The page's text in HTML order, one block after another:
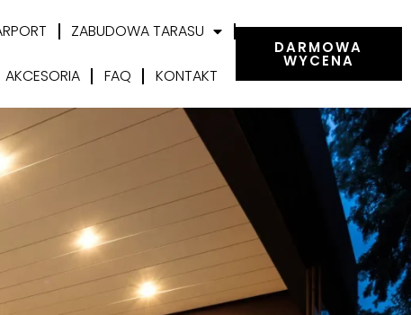
ZABUDOWA TARASU
AKCESORIA FAQ KONTAKT
DARMOWA
WYCENA